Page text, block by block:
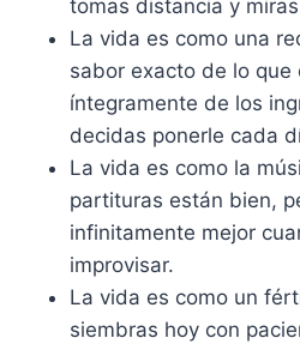
tomas distancia y
La vida es como una
sabor exacto de lo
íntegramente de los
decidas ponerle cada
La vida es como la
partituras están bien,
infinitamente mejor
improvisar.
La vida es como un
siembras hoy con